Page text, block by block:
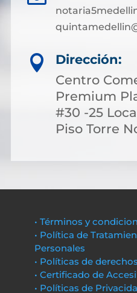

Dirección:
Centro
Premium
#30 -25
Piso Torre
• Términos y
• Política de
Personales
• Políticas de
• Certificado de
• Políticas de